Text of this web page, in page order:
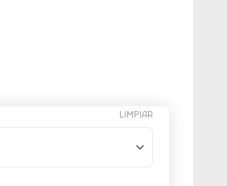
LIMPIAR